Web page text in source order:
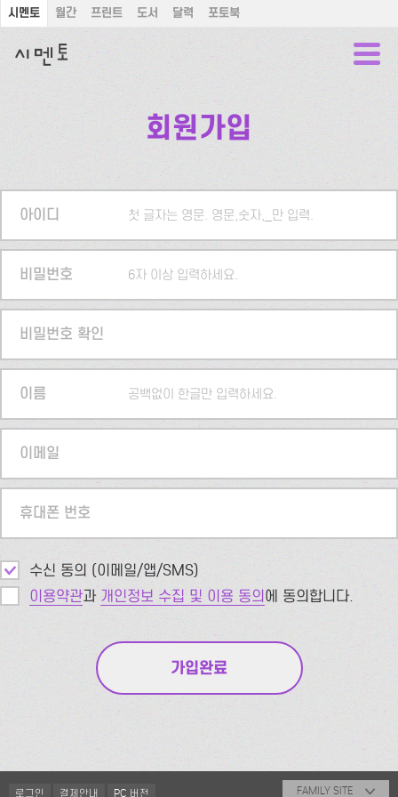
시멘토 월간 프린트 도서 달력 포토북
회원가입
아이디 첫 글자는 영문. 영문,숫자,_만 입력.
비밀번호 6자 이상 입력하세요.
비밀번호 확인
이름 공백없이 한글만 입력하세요.
이메일
휴대폰 번호
수신 동의 (이메일/앱/SMS)
이용약관과 개인정보 수집 및 이용 동의에 동의합니다.
로그인 결제안내 PC 버전 FAMILY SITE